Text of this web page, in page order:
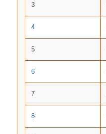
3
4
5
6
7
8